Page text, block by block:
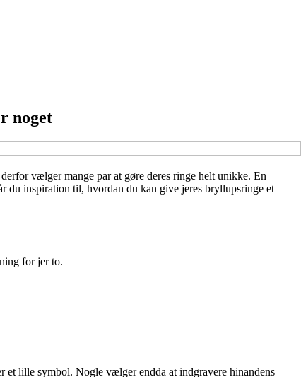
noget
vælger mange par at gøre deres ringe helt unikke. En
du inspiration til, hvordan du kan give jeres bryllupsringe et
for jer to.
et lille symbol. Nogle vælger endda at indgravere hinandens